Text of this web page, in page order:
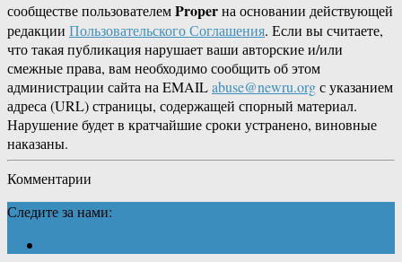
сообществе пользователемProperна основании действующей
редакции Пользовательского Соглашения. Если вы считаете,
что такая публикация нарушает ваши авторские и/или
смежные права, вам необходимо сообщить об этом
администрации сайта на EMAILabuse@newru.orgс указанием
адреса (URL) страницы, содержащей спорный материал.
Нарушение будет в кратчайшие сроки устранено, виновные
наказаны.
Комментарии
Следите за нами: